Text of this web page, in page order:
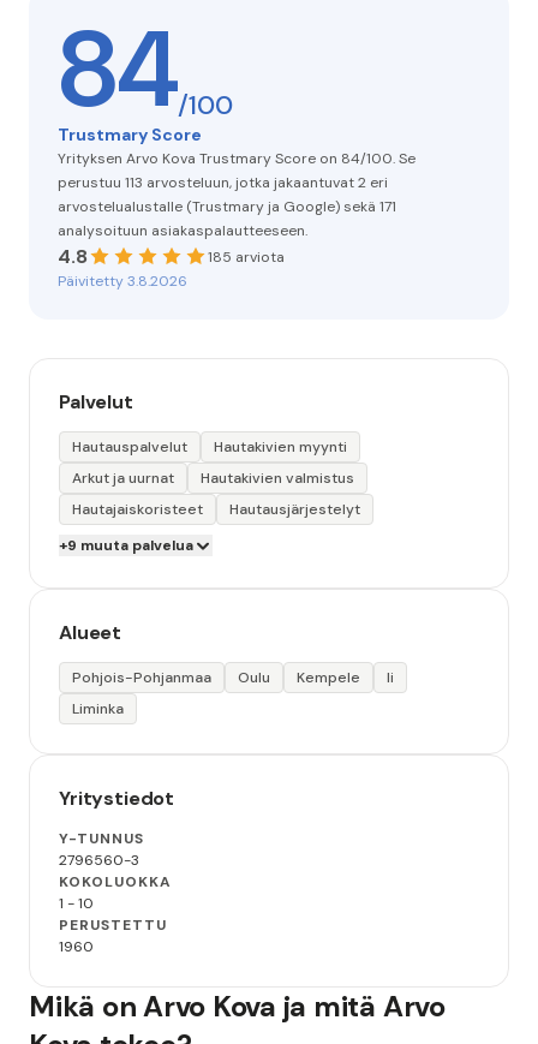
84/100
Trustmary Score
Yrityksen Arvo Kova Trustmary Score on 84/100. Se
perustuu 113 arvosteluun, jotka jakaantuvat 2 eri
arvostelualustalle (Trustmary ja Google) sekä 171
analysoituun asiakaspalautteeseen.
4.8
185 arviota
Päivitetty 3.8.2026
Palvelut
Hautauspalvelut
Hautakivien myynti
Arkut ja uurnat
Hautakivien valmistus
Hautajaiskoristeet
Hautausjärjestelyt
+9 muuta palvelua
Alueet
Pohjois-Pohjanmaa Oulu Kempele
Ii
Liminka
Yritystiedot
Y-TUNNUS
2796560-3
KOKOLUOKKA
1 - 10
PERUSTETTU
1960
Mikä on Arvo Kova ja mitä Arvo